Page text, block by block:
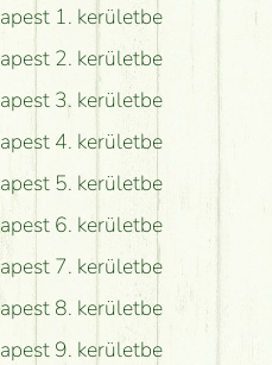
1. kerületbe
2. kerületbe
3. kerületbe
4. kerületbe
5. kerületbe
6. kerületbe
7. kerületbe
8. kerületbe
9. kerületbe